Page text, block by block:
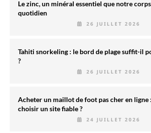
Le zinc, un minéral essentiel que notre
quotidien
26 JUILLET 2026
Tahiti snorkeling : le bord de plage suffit-il
?
26 JUILLET 2026
Acheter un maillot de foot pas cher en ligne
choisir un site fiable ?
24 JUILLET 2026